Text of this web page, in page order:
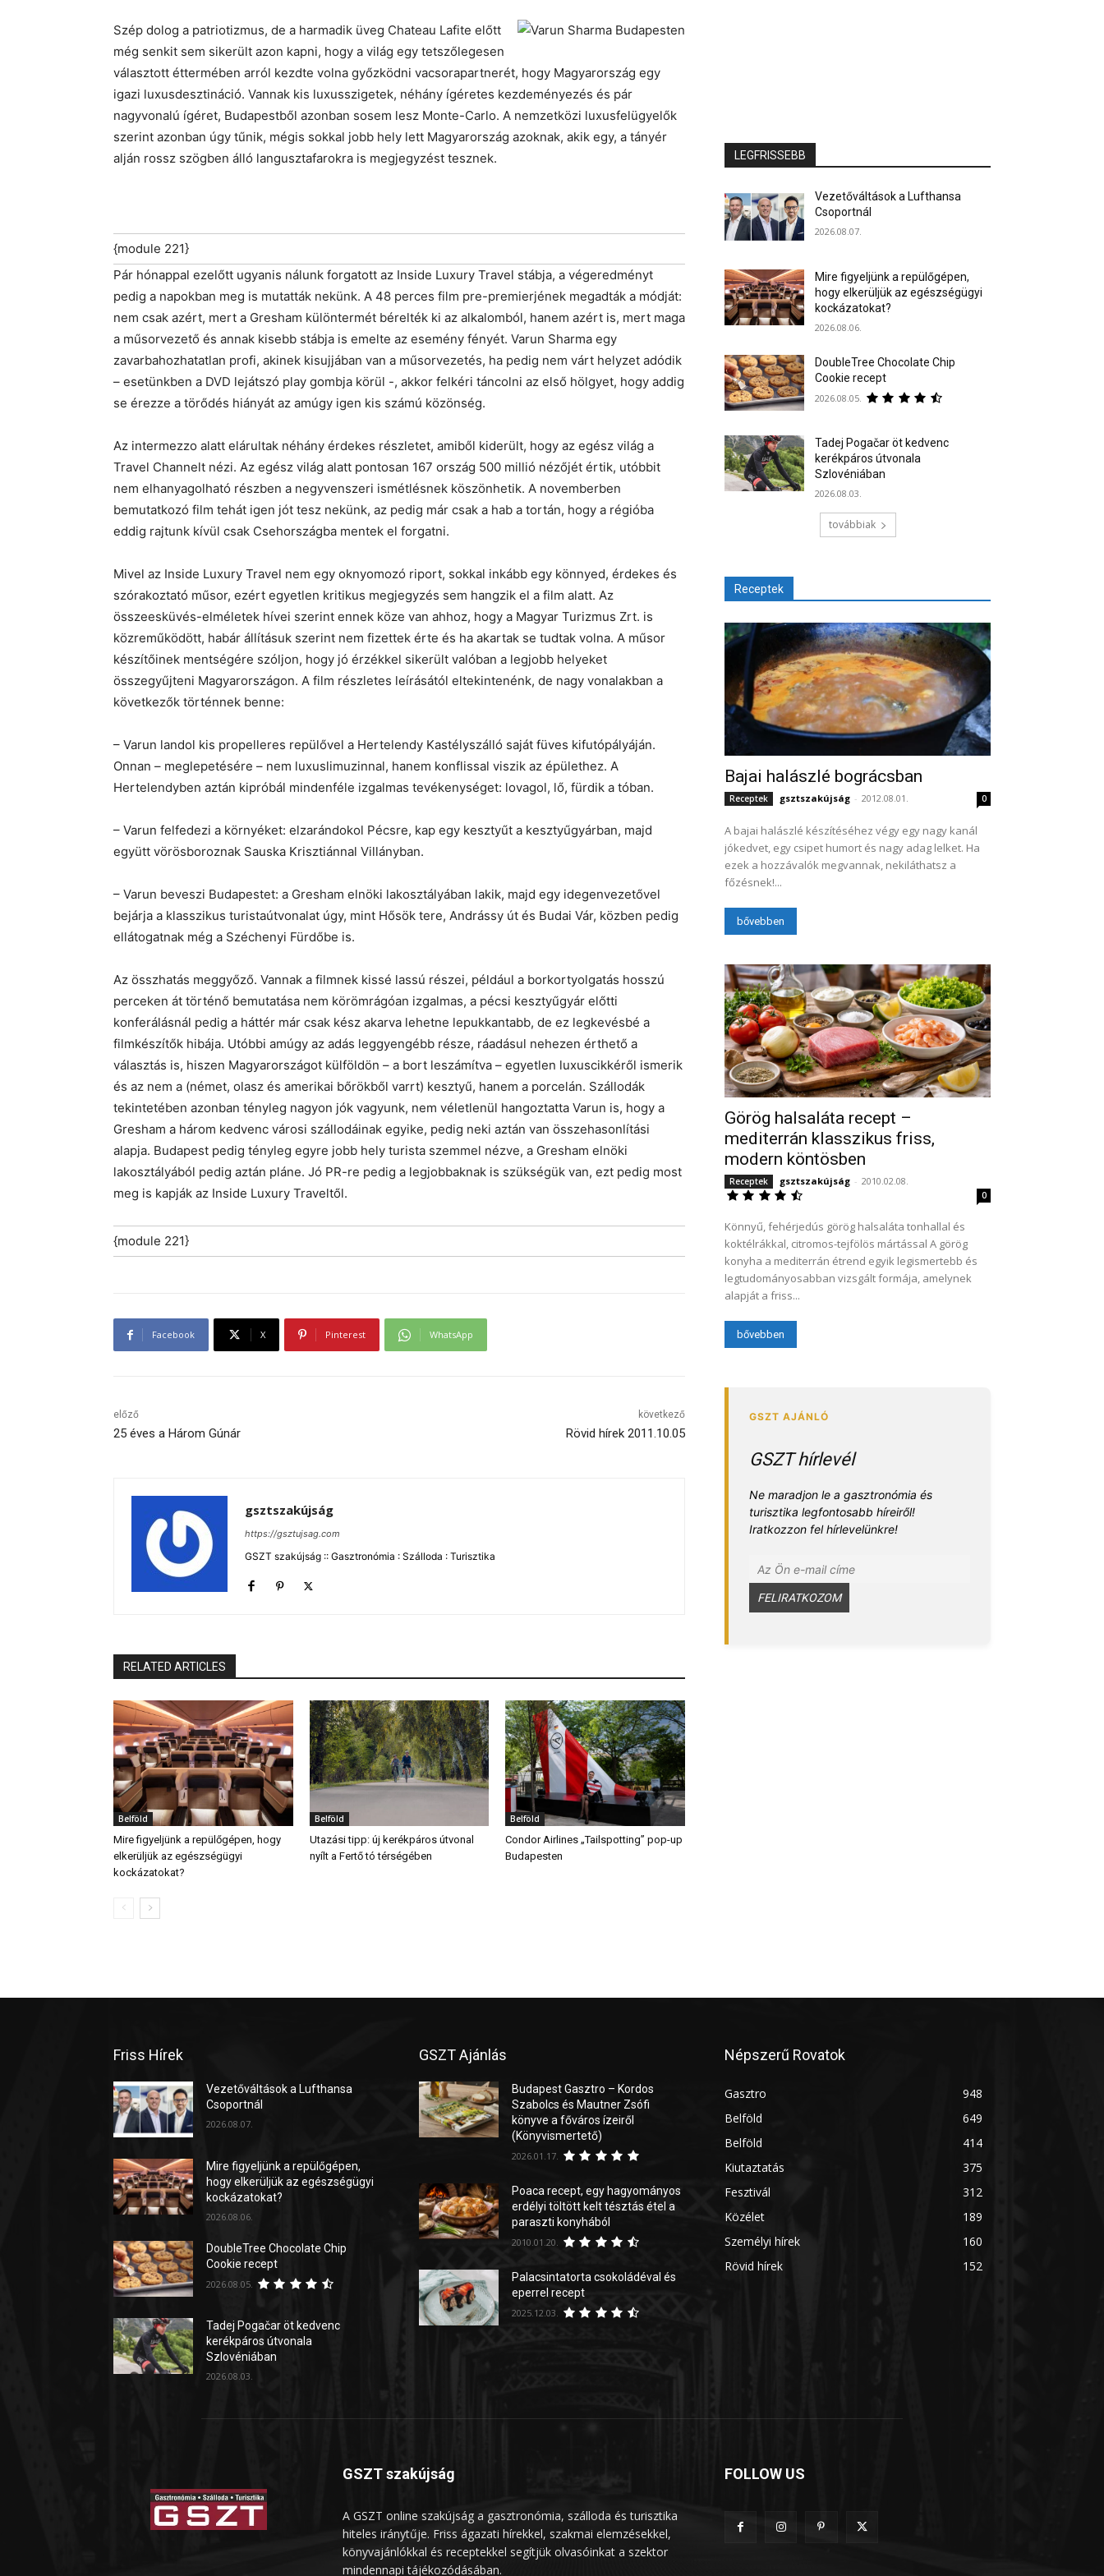
Szép dolog a patriotizmus, de a harmadik üveg Chateau Lafite előtt
még senkit sem sikerült azon kapni, hogy a világ egy tetszőlegesen
választott éttermében arról kezdte volna győzködni vacsorapartnerét, hogy Magyarország egy
igazi luxusdesztináció. Vannak kis luxusszigetek, néhány ígéretes kezdeményezés és pár
nagyvonalú ígéret, Budapestből azonban sosem lesz Monte-Carlo. A nemzetközi luxusfelügyelők
szerint azonban úgy tűnik, mégis sokkal jobb hely lett Magyarország azoknak, akik egy, a tányér
alján rossz szögben álló langusztafarokra is megjegyzést tesznek.
{module 221}
Pár hónappal ezelőtt ugyanis nálunk forgatott az Inside Luxury Travel stábja, a végeredményt
pedig a napokban meg is mutatták nekünk. A 48 perces film pre-premierjének megadták a módját:
nem csak azért, mert a Gresham különtermét bérelték ki az alkalomból, hanem azért is, mert maga
a műsorvezető és annak kisebb stábja is emelte az esemény fényét. Varun Sharma egy
zavarbahozhatatlan profi, akinek kisujjában van a műsorvezetés, ha pedig nem várt helyzet adódik
– esetünkben a DVD lejátszó play gombja körül -, akkor felkéri táncolni az első hölgyet, hogy addig
se érezze a törődés hiányát az amúgy igen kis számú közönség.
Az intermezzo alatt elárultak néhány érdekes részletet, amiből kiderült, hogy az egész világ a
Travel Channelt nézi. Az egész világ alatt pontosan 167 ország 500 millió nézőjét értik, utóbbit
nem elhanyagolható részben a negyvenszeri ismétlésnek köszönhetik. A novemberben
bemutatkozó film tehát igen jót tesz nekünk, az pedig már csak a hab a tortán, hogy a régióba
eddig rajtunk kívül csak Csehországba mentek el forgatni.
Mivel az Inside Luxury Travel nem egy oknyomozó riport, sokkal inkább egy könnyed, érdekes és
szórakoztató műsor, ezért egyetlen kritikus megjegyzés sem hangzik el a film alatt. Az
összeesküvés-elméletek hívei szerint ennek köze van ahhoz, hogy a Magyar Turizmus Zrt. is
közreműködött, habár állításuk szerint nem fizettek érte és ha akartak se tudtak volna. A műsor
készítőinek mentségére szóljon, hogy jó érzékkel sikerült valóban a legjobb helyeket
összegyűjteni Magyarországon. A film részletes leírásától eltekintenénk, de nagy vonalakban a
következők történnek benne:
– Varun landol kis propelleres repülővel a Hertelendy Kastélyszálló saját füves kifutópályáján.
Onnan – meglepetésére – nem luxuslimuzinnal, hanem konflissal viszik az épülethez. A
Hertelendyben aztán kipróbál mindenféle izgalmas tevékenységet: lovagol, lő, fürdik a tóban.
– Varun felfedezi a környéket: elzarándokol Pécsre, kap egy kesztyűt a kesztyűgyárban, majd
együtt vörösboroznak Sauska Krisztiánnal Villányban.
– Varun beveszi Budapestet: a Gresham elnöki lakosztályában lakik, majd egy idegenvezetővel
bejárja a klasszikus turistaútvonalat úgy, mint Hősök tere, Andrássy út és Budai Vár, közben pedig
ellátogatnak még a Széchenyi Fürdőbe is.
Az összhatás meggyőző. Vannak a filmnek kissé lassú részei, például a borkortyolgatás hosszú
perceken át történő bemutatása nem körömrágóan izgalmas, a pécsi kesztyűgyár előtti
konferálásnál pedig a háttér már csak kész akarva lehetne lepukkantabb, de ez legkevésbé a
filmkészítők hibája. Utóbbi amúgy az adás leggyengébb része, ráadásul nehezen érthető a
választás is, hiszen Magyarországot külföldön – a bort leszámítva – egyetlen luxuscikkéről ismerik
és az nem a (német, olasz és amerikai bőrökből varrt) kesztyű, hanem a porcelán. Szállodák
tekintetében azonban tényleg nagyon jók vagyunk, nem véletlenül hangoztatta Varun is, hogy a
Gresham a három kedvenc városi szállodáinak egyike, pedig neki aztán van összehasonlítási
alapja. Budapest pedig tényleg egyre jobb hely turista szemmel nézve, a Gresham elnöki
lakosztályából pedig aztán pláne. Jó PR-re pedig a legjobbaknak is szükségük van, ezt pedig most
meg is kapják az Inside Luxury Traveltől.
{module 221}
Facebook X Pinterest WhatsApp
előző
25 éves a Három Gúnár
következő
Rövid hírek 2011.10.05
gsztszakújság
https://gsztujsag.com
GSZT szakújság :: Gasztronómia : Szálloda : Turisztika
RELATED ARTICLES
Belföld
Mire figyeljünk a repülőgépen, hogy
elkerüljük az egészségügyi
kockázatokat?
Belföld
Utazási tipp: új kerékpáros útvonal
nyílt a Fertő tó térségében
Belföld
Condor Airlines „Tailspotting” pop-up
Budapesten
LEGFRISSEBB
Vezetőváltások a Lufthansa
Csoportnál
2026.08.07.
Mire figyeljünk a repülőgépen,
hogy elkerüljük az egészségügyi
kockázatokat?
2026.08.06.
DoubleTree Chocolate Chip
Cookie recept
2026.08.05.
Tadej Pogačar öt kedvenc
kerékpáros útvonala
Szlovéniában
2026.08.03.
továbbiak
Receptek
Bajai halászlé bográcsban
Receptek gsztszakújság - 2012.08.01. 0
A bajai halászlé készítéséhez végy egy nagy kanál
jókedvet, egy csipet humort és nagy adag lelket. Ha
ezek a hozzávalók megvannak, nekiláthatsz a
főzésnek!...
bővebben
Görög halsaláta recept –
mediterrán klasszikus friss,
modern köntösben
Receptek gsztszakújság - 2010.02.08.
0
Könnyű, fehérjedús görög halsaláta tonhallal és
koktélrákkal, citromos-tejfölös mártással A görög
konyha a mediterrán étrend egyik legismertebb és
legtudományosabban vizsgált formája, amelynek
alapját a friss...
bővebben
GSZT hírlevél
Ne maradjon le a gasztronómia és
turisztika legfontosabb híreiről!
Iratkozzon fel hírlevelünkre!
Friss Hírek
Vezetőváltások a Lufthansa
Csoportnál
2026.08.07.
Mire figyeljünk a repülőgépen,
hogy elkerüljük az egészségügyi
kockázatokat?
2026.08.06.
DoubleTree Chocolate Chip
Cookie recept
2026.08.05.
Tadej Pogačar öt kedvenc
kerékpáros útvonala
Szlovéniában
2026.08.03.
GSZT Ajánlás
Budapest Gasztro – Kordos
Szabolcs és Mautner Zsófi
könyve a főváros ízeiről
(Könyvismertető)
2026.01.17.
Poaca recept, egy hagyományos
erdélyi töltött kelt tésztás étel a
paraszti konyhából
2010.01.20.
Palacsintatorta csokoládéval és
eperrel recept
2025.12.03.
Népszerű Rovatok
Gasztro
948
Belföld
649
Belföld
414
Kiutaztatás
375
Fesztivál
312
Közélet
189
Személyi hírek
160
Rövid hírek
152
GSZT szakújság
A GSZT online szakújság a gasztronómia, szálloda és turisztika
hiteles iránytűje. Friss ágazati hírekkel, szakmai elemzésekkel,
könyvajánlókkal és receptekkel segítjük olvasóinkat a szektor
mindennapi tájékozódásában.
FOLLOW US